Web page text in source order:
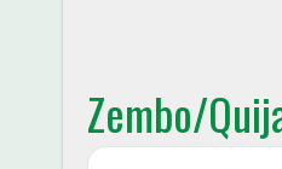
Zembo/